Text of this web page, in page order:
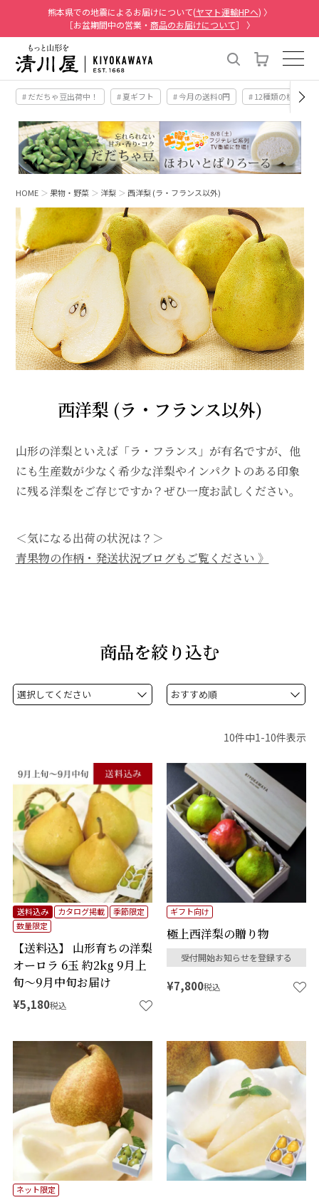
熊本県での地震によるお届けについて(ヤマト運輸HPへ) 〉
［お盆期間中の営業・ 商品のお届けについて］ 〉
# だだちゃ豆出荷中！ # 夏ギフト # 今月の送料0円 # 12種類の桃
HOME 果物・野菜 洋梨 西洋梨 (ラ・フランス以外)
西洋梨 (ラ・フランス以外)
山形の洋梨といえば「ラ・フランス」が有名ですが、他
にも生産数が少なく希少な洋梨やインパクトのある印象
に残る洋梨をご存じですか？ぜひ一度お試しください。
＜気になる出荷の状況は？＞
青果物の作柄・発送状況ブログもご覧ください 》
商品を絞り込む
10件中1-10件表示
【送料込】 山形育ちの洋梨
オーロラ 6玉 約2kg 9月上
旬～9月中旬お届け
送料込み カタログ掲載
季節限定
数量限定
¥5,180税込
極上西洋梨の贈り物
ギフト向け
受付開始お知らせを登録する
¥7,800税込
ネット限定